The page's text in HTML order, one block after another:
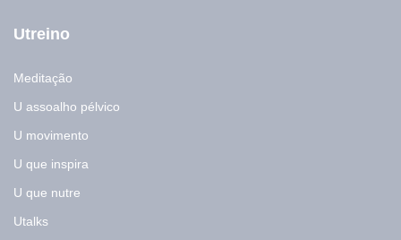
Utreino
Meditação
U assoalho pélvico
U movimento
U que inspira
U que nutre
Utalks